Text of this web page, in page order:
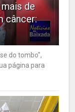
de
câncer:
do tombo",
página para